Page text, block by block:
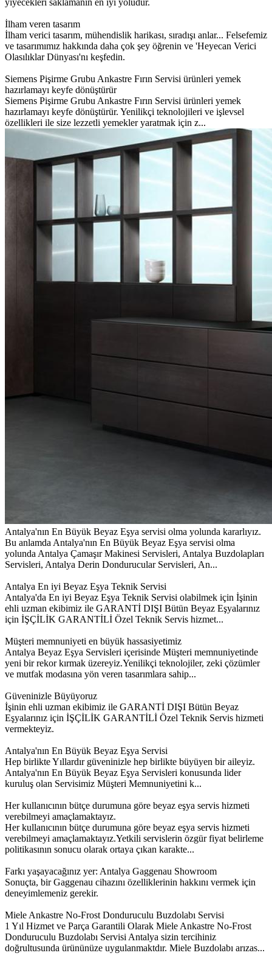
yiyecekleri saklamanın en iyi yoludur.
İlham veren tasarım
İlham verici tasarım, mühendislik harikası, sıradışı anlar... Felsefemiz
ve tasarımımız hakkında daha çok şey öğrenin ve 'Heyecan Verici
Olasılıklar Dünyası'nı keşfedin.
Siemens Pişirme Grubu Ankastre Fırın Servisi ürünleri yemek
hazırlamayı keyfe dönüştürür
Siemens Pişirme Grubu Ankastre Fırın Servisi ürünleri yemek
hazırlamayı keyfe dönüştürür. Yenilikçi teknolojileri ve işlevsel
özellikleri ile size lezzetli yemekler yaratmak için z...
Antalya'nın En Büyük Beyaz Eşya servisi olma yolunda kararlıyız.
Bu anlamda Antalya'nın En Büyük Beyaz Eşya servisi olma
yolunda Antalya Çamaşır Makinesi Servisleri, Antalya Buzdolapları
Servisleri, Antalya Derin Dondurucular Servisleri, An...
Antalya En iyi Beyaz Eşya Teknik Servisi
Antalya'da En iyi Beyaz Eşya Teknik Servisi olabilmek için İşinin
ehli uzman ekibimiz ile GARANTİ DIŞI Bütün Beyaz Eşyalarınız
için İŞÇİLİK GARANTİLİ Özel Teknik Servis hizmet...
Müşteri memnuniyeti en büyük hassasiyetimiz
Antalya Beyaz Eşya Servisleri içerisinde Müşteri memnuniyetinde
yeni bir rekor kırmak üzereyiz.Yenilikçi teknolojiler, zeki çözümler
ve mutfak modasına yön veren tasarımlara sahip...
Güveninizle Büyüyoruz
İşinin ehli uzman ekibimiz ile GARANTİ DIŞI Bütün Beyaz
Eşyalarınız için İŞÇİLİK GARANTİLİ Özel Teknik Servis hizmeti
vermekteyiz.
Antalya'nın En Büyük Beyaz Eşya Servisi
Hep birlikte Yıllardır güveninizle hep birlikte büyüyen bir aileyiz.
Antalya'nın En Büyük Beyaz Eşya Servisleri konusunda lider
kuruluş olan Servisimiz Müşteri Memnuniyetini k...
Her kullanıcının bütçe durumuna göre beyaz eşya servis hizmeti
verebilmeyi amaçlamaktayız.
Her kullanıcının bütçe durumuna göre beyaz eşya servis hizmeti
verebilmeyi amaçlamaktayız.Yetkili servislerin özgür fiyat belirleme
politikasının sonucu olarak ortaya çıkan karakte...
Farkı yaşayacağınız yer: Antalya Gaggenau Showroom
Sonuçta, bir Gaggenau cihazını özelliklerinin hakkını vermek için
deneyimlemeniz gerekir.
Miele Ankastre No-Frost Donduruculu Buzdolabı Servisi
1 Yıl Hizmet ve Parça Garantili Olarak Miele Ankastre No-Frost
Donduruculu Buzdolabı Servisi Antalya sizin tercihiniz
doğrultusunda ürününüze uygulanmaktdır. Miele Buzdolabı arızas...